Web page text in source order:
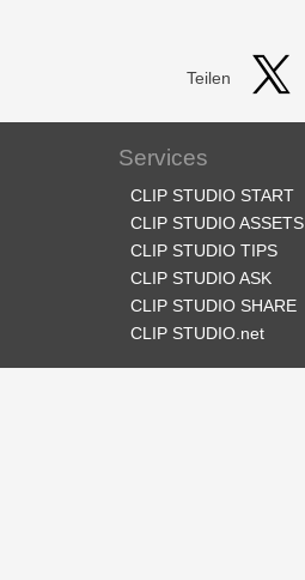
Teilen
Services
CLIP STUDIO START
CLIP STUDIO ASSETS
CLIP STUDIO TIPS
CLIP STUDIO ASK
CLIP STUDIO SHARE
CLIP STUDIO.net